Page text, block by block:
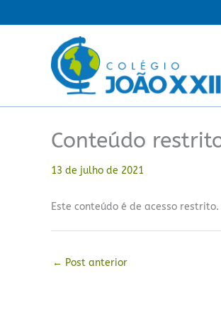
para
Conteúdo
13 de julho de 2021
Este conteúdo é de acesso restrito.
← Post anterior